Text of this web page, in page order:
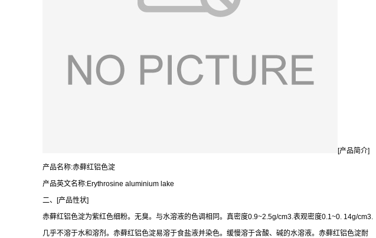
[产品简介]
产品名称:赤藓红铝色淀
产品英文名称:Erythrosine aluminium lake
二、[产品性状]
赤藓红铝色淀为紫红色细粉。无臭。与水溶液的色调相同。真密度0.9~2.5g/cm3.表观密度0.1~0. 14g/cm3.
几乎不溶于水和溶剂。赤藓红铝色淀易溶于食盐液并染色。缓慢溶于含酸、碱的水溶液。赤藓红铝色淀耐